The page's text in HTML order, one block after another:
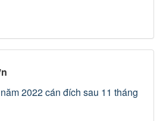
2022 cán đích sau 11 tháng